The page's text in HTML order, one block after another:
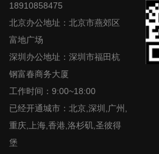
18910858475
北京办公地址：北京市燕郊区
富地广场
深圳办公地址：深圳市福田杭
钢富春商务大厦
工作时间：9:00~18:00
已经开通城市：北京,深圳,广州,
重庆,上海,香港,洛杉矶,圣彼得
堡